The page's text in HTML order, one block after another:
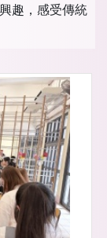
趣，感受傳統